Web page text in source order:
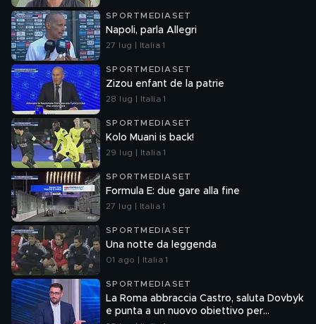
SPORTMEDIASET
Napoli, parla Allegri
27 lug | Italia 1
SPORTMEDIASET
Zizou enfant de la patrie
28 lug | Italia 1
SPORTMEDIASET
Kolo Muani is back!
29 lug | Italia 1
SPORTMEDIASET
Formula E: due gare alla fine
27 lug | Italia 1
SPORTMEDIASET
Una notte da leggenda
01 ago | Italia 1
SPORTMEDIASET
La Roma abbraccia Castro, saluta Dovbyk
e punta a un nuovo obiettivo per